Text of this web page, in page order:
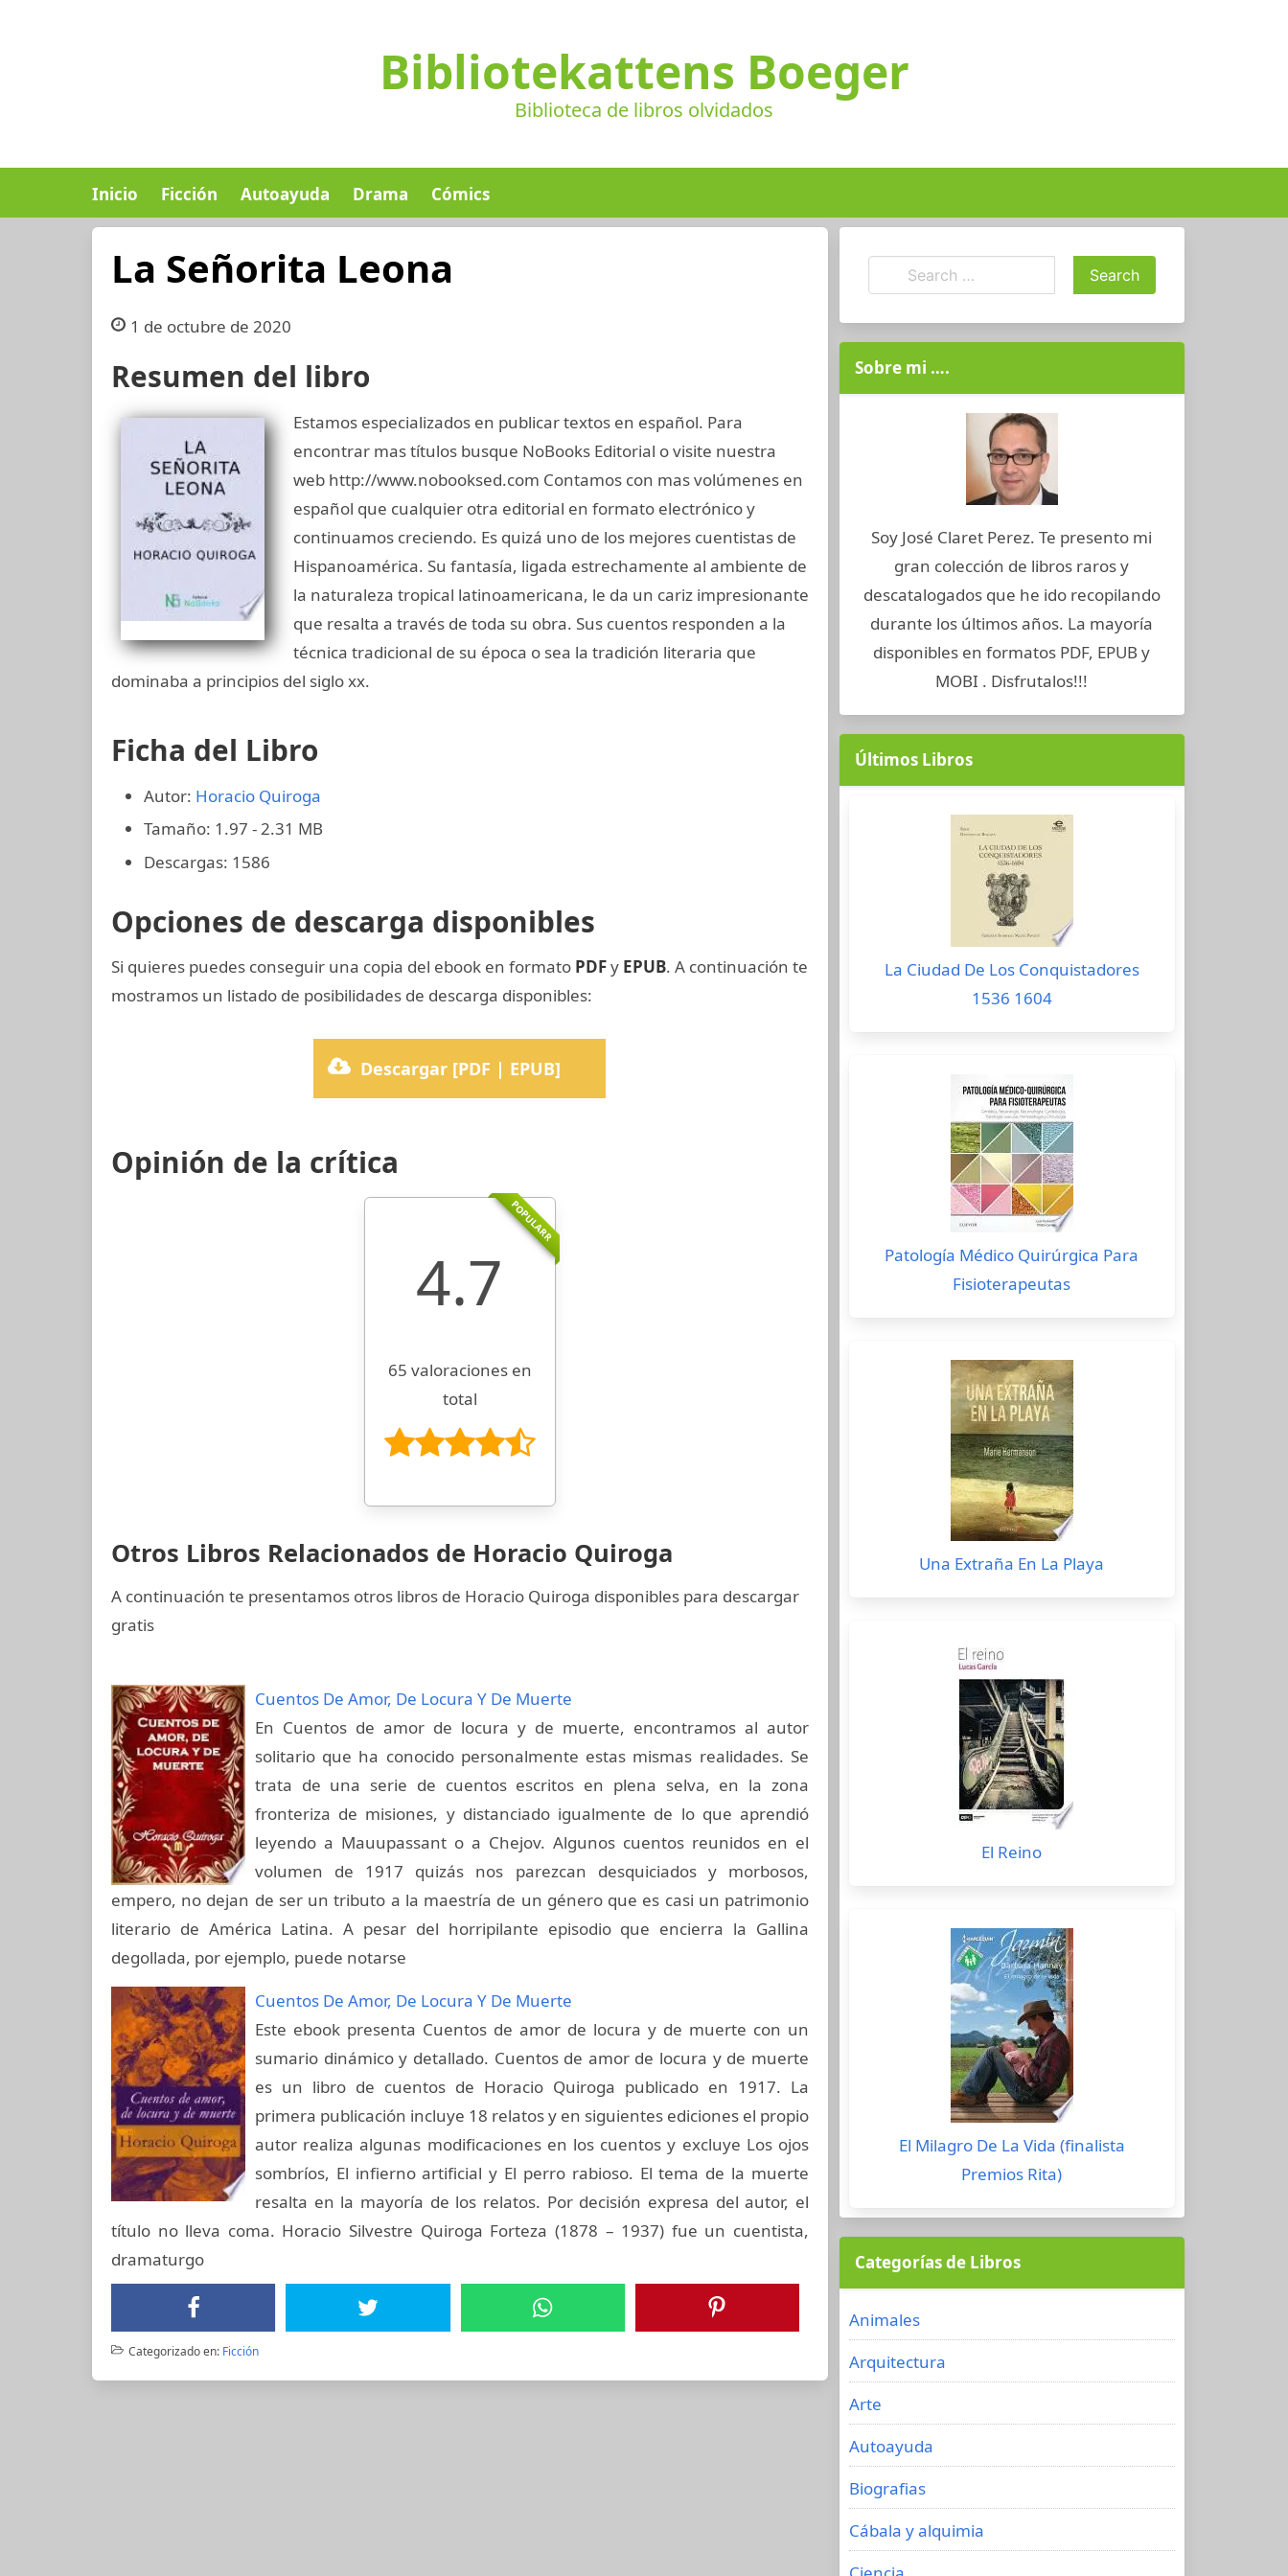
Bibliotekattens Boeger
Biblioteca de libros olvidados
Inicio Ficción Autoayuda Drama Cómics
La Señorita Leona
1 de octubre de 2020
Resumen del libro
Estamos especializados en publicar textos en español. Para
encontrar mas títulos busque NoBooks Editorial o visite nuestra
web http://www.nobooksed.com Contamos con mas volúmenes en
español que cualquier otra editorial en formato electrónico y
continuamos creciendo. Es quizá uno de los mejores cuentistas de
Hispanoamérica. Su fantasía, ligada estrechamente al ambiente de
la naturaleza tropical latinoamericana, le da un cariz impresionante
que resalta a través de toda su obra. Sus cuentos responden a la
técnica tradicional de su época o sea la tradición literaria que
dominaba a principios del siglo xx.
Ficha del Libro
Autor: Horacio Quiroga
Tamaño: 1.97 - 2.31 MB
Descargas: 1586
Opciones de descarga disponibles
Si quieres puedes conseguir una copia del ebook en formato PDFy EPUB. A continuación te
mostramos un listado de posibilidades de descarga disponibles:
Descargar [PDF | EPUB]
Opinión de la crítica
POPULARR
4.7
65 valoraciones en
total
Otros Libros Relacionados de Horacio Quiroga
A continuación te presentamos otros libros de Horacio Quiroga disponibles para descargar
gratis
Cuentos De Amor, De Locura Y De Muerte
En Cuentos de amor de locura y de muerte, encontramos al autor
solitario que ha conocido personalmente estas mismas realidades. Se
trata de una serie de cuentos escritos en plena selva, en la zona
fronteriza de misiones, y distanciado igualmente de lo que aprendió
leyendo a Mauupassant o a Chejov. Algunos cuentos reunidos en el
volumen de 1917 quizás nos parezcan desquiciados y morbosos,
empero, no dejan de ser un tributo a la maestría de un género que es casi un patrimonio
literario de América Latina. A pesar del horripilante episodio que encierra la Gallina
degollada, por ejemplo, puede notarse
Cuentos De Amor, De Locura Y De Muerte
Este ebook presenta Cuentos de amor de locura y de muerte con un
sumario dinámico y detallado. Cuentos de amor de locura y de muerte
es un libro de cuentos de Horacio Quiroga publicado en 1917. La
primera publicación incluye 18 relatos y en siguientes ediciones el propio
autor realiza algunas modificaciones en los cuentos y excluye Los ojos
sombríos, El infierno artificial y El perro rabioso. El tema de la muerte
resalta en la mayoría de los relatos. Por decisión expresa del autor, el
título no lleva coma. Horacio Silvestre Quiroga Forteza (1878 – 1937) fue un cuentista,
dramaturgo
Categorizado en: Ficción
Sobre mi ….
Soy José Claret Perez. Te presento mi
gran colección de libros raros y
descatalogados que he ido recopilando
durante los últimos años. La mayoría
disponibles en formatos PDF, EPUB y
MOBI . Disfrutalos!!!
Últimos Libros
La Ciudad De Los Conquistadores
1536 1604
Patología Médico Quirúrgica Para
Fisioterapeutas
Una Extraña En La Playa
El Reino
El Milagro De La Vida (finalista
Premios Rita)
Categorías de Libros
Animales
Arquitectura
Arte
Autoayuda
Biografias
Cábala y alquimia